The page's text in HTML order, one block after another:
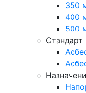
350
400
500
Стандарт